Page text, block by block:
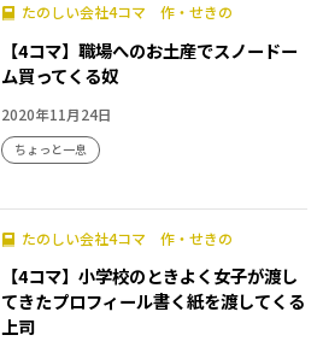
たのしい会社4コマ 作・せきの
【4コマ】職場へのお土産でスノードー
ム買ってくる奴
2020年11月24日
ちょっと一息
たのしい会社4コマ 作・せきの
【4コマ】小学校のときよく女子が渡し
てきたプロフィール書く紙を渡してくる
上司